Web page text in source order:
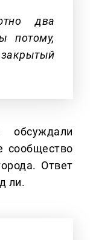
два
потому,
сообщество
Ответ
ли.